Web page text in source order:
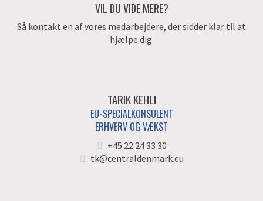
VIL DU VIDE MERE?
Så kontakt en af vores medarbejdere, der sidder klar til at
hjælpe dig.
TARIK KEHLI
EU-SPECIALKONSULENT
ERHVERV OG VÆKST
+45 22 24 33 30
tk@centraldenmark.eu